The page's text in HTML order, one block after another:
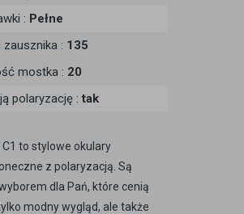
: Pełne
zausznika : 135
mostka : 20
polaryzację : tak
C1 to stylowe okulary
z polaryzacją. Są
dla Pań, które cenią
modny wygląd, ale także